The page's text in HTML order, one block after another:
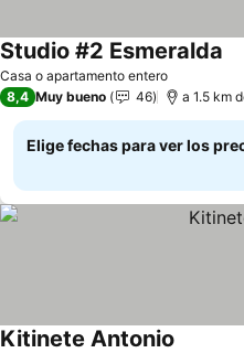
Casa o apartamento entero
Studio #2 Esmeralda
8,4 Muy bueno 46 a 1.5 km
Elige fechas para ver los
Kitinete Antonio